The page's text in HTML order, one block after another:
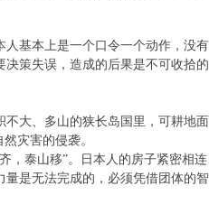
基本上是一个口令一个动作，没有
策失误，造成的后果是不可收拾
大、多山的狭长岛国里，可耕地
灾害的侵袭。
，泰山移”。日本人的房子紧密相
是无法完成的，必须凭借团体的